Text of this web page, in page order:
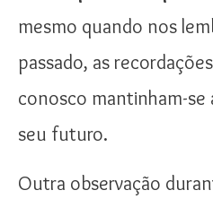
mesmo quando nos
passado, as
conosco mantinham-
seu futuro.
Outra observação